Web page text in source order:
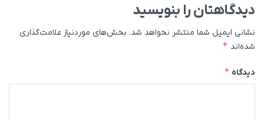
دیدگاهتان را بنویسید
نشانی ایمیل شما منتشر نخواهد شد. بخش‌های موردنیاز علامت‌گذاری
شده‌اند *
دیدگاه *